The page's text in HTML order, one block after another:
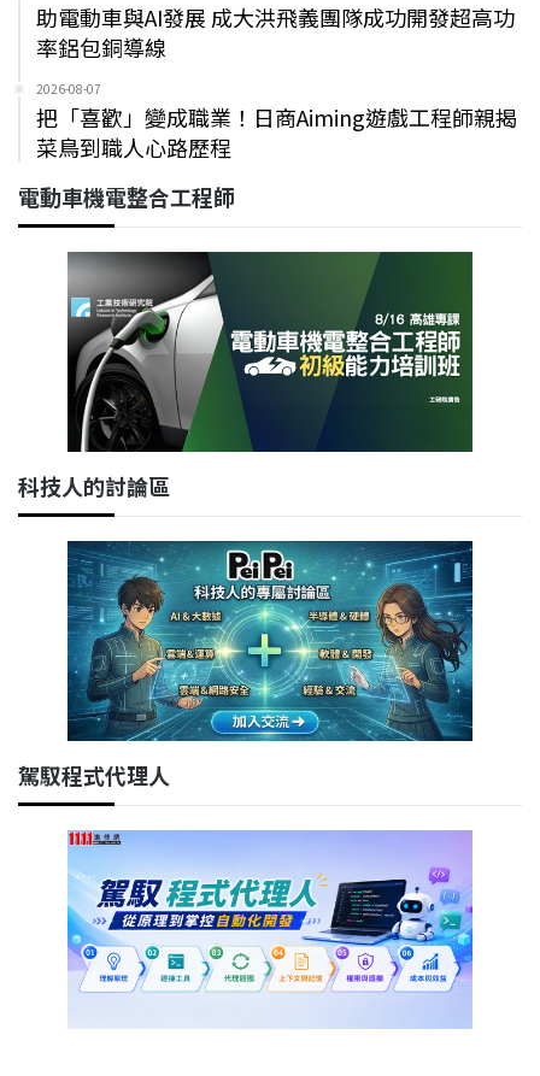
助電動車與AI發展 成大洪飛義團隊成功開發超高功
率鋁包銅導線
2026-08-07
把「喜歡」變成職業！日商Aiming遊戲工程師親揭
菜鳥到職人心路歷程
電動車機電整合工程師
科技人的討論區
駕馭程式代理人